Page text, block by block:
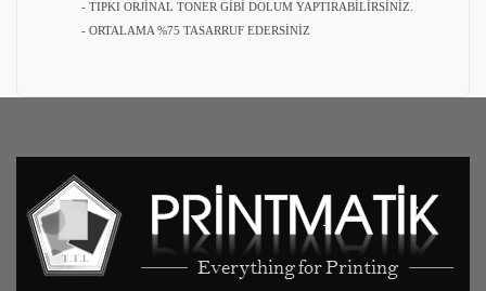
- TIPKI ORJİNAL TONER GİBİ DOLUM YAPTIRABİLİRSİNİZ.
- ORTALAMA %75 TASARRUF EDERSİNİZ